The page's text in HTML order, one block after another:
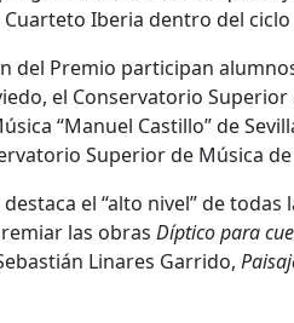
Cuarteto Iberia dentro del
del Premio participan
, el Conservatorio Superior
“Manuel Castillo” de
Superior de Música
el “alto nivel” de
las obras Díptico para
Linares Garrido,